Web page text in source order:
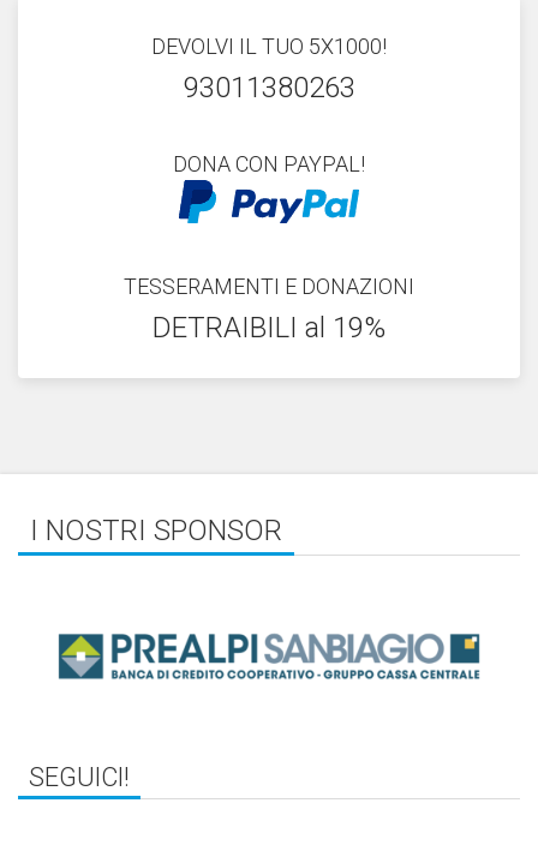
DEVOLVI IL TUO 5X1000!
93011380263
DONA CON PAYPAL!
TESSERAMENTI E DONAZIONI
DETRAIBILI al 19%
I NOSTRI SPONSOR